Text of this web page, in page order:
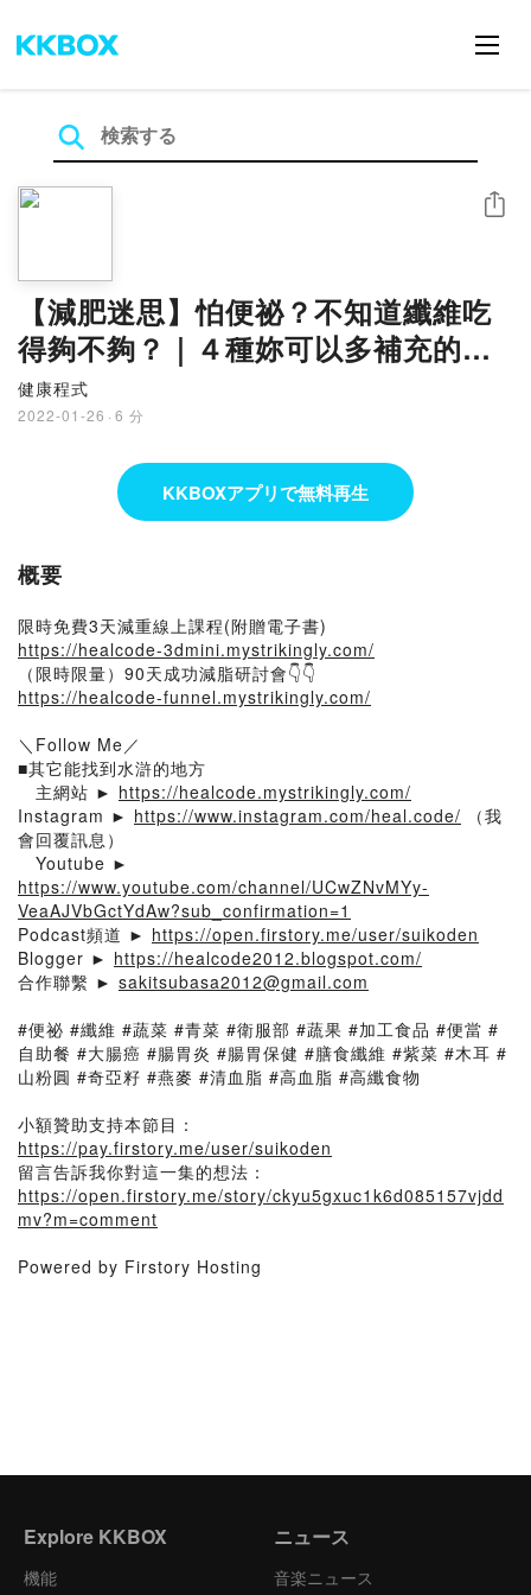
【減肥迷思】怕便祕？不知道纖維吃
得夠不夠？｜４種妳可以多補充的高
纖食材｜健康程式｜水滸 -EP28
健康程式
2022-01-26 · 6 分
シェア
KKBOXアプリで無料再生
概要
限時免費3天減重線上課程(附贈電子書)
https://healcode-3dmini.mystrikingly.com/
（限時限量）90天成功減脂研討會👇👇
https://healcode-funnel.mystrikingly.com/
＼Follow Me／
■其它能找到水滸的地方
主網站 ► https://healcode.mystrikingly.com/
Instagram ► https://www.instagram.com/heal.code/ （我
會回覆訊息）
Youtube ►
https://www.youtube.com/channel/UCwZNvMYy-
VeaAJVbGctYdAw?sub_confirmation=1
Podcast頻道 ► https://open.firstory.me/user/suikoden
Blogger ► https://healcode2012.blogspot.com/
合作聯繫 ► sakitsubasa2012@gmail.com
#便祕 #纖維 #蔬菜 #青菜 #衛服部 #蔬果 #加工食品 #便當 #
自助餐 #大腸癌 #腸胃炎 #腸胃保健 #膳食纖維 #紫菜 #木耳 #
山粉圓 #奇亞籽 #燕麥 #清血脂 #高血脂 #高纖食物
小額贊助支持本節目：
https://pay.firstory.me/user/suikoden
留言告訴我你對這一集的想法：
https://open.firstory.me/story/ckyu5gxuc1k6d085157vjdd
mv?m=comment
Powered by Firstory Hosting
Explore KKBOX
機能
ニュース
音楽ニュース